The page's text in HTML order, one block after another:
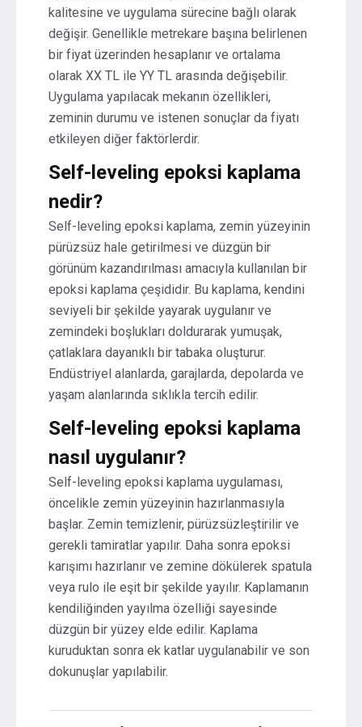
kalitesine ve uygulama sürecine bağlı olarak
değişir. Genellikle metrekare başına belirlenen
bir fiyat üzerinden hesaplanır ve ortalama
olarak XX TL ile YY TL arasında değişebilir.
Uygulama yapılacak mekanın özellikleri,
zeminin durumu ve istenen sonuçlar da fiyatı
etkileyen diğer faktörlerdir.
Self-leveling epoksi kaplama
nedir?
Self-leveling epoksi kaplama, zemin yüzeyinin
pürüzsüz hale getirilmesi ve düzgün bir
görünüm kazandırılması amacıyla kullanılan bir
epoksi kaplama çeşididir. Bu kaplama, kendini
seviyeli bir şekilde yayarak uygulanır ve
zemindeki boşlukları doldurarak yumuşak,
çatlaklara dayanıklı bir tabaka oluşturur.
Endüstriyel alanlarda, garajlarda, depolarda ve
yaşam alanlarında sıklıkla tercih edilir.
Self-leveling epoksi kaplama
nasıl uygulanır?
Self-leveling epoksi kaplama uygulaması,
öncelikle zemin yüzeyinin hazırlanmasıyla
başlar. Zemin temizlenir, pürüzsüzleştirilir ve
gerekli tamiratlar yapılır. Daha sonra epoksi
karışımı hazırlanır ve zemine dökülerek spatula
veya rulo ile eşit bir şekilde yayılır. Kaplamanın
kendiliğinden yayılma özelliği sayesinde
düzgün bir yüzey elde edilir. Kaplama
kuruduktan sonra ek katlar uygulanabilir ve son
dokunuşlar yapılabilir.